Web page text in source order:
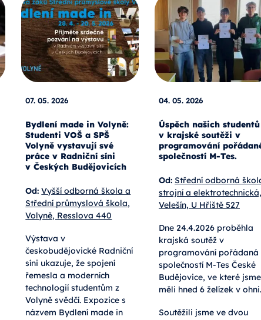
07. 05. 2026
Bydlení made in Volyně:
Studenti VOŠ a SPŠ
Volyně vystavují své
práce v Radniční síni
v Českých Budějovicích
Od: Vyšší odborná škola a
Střední průmyslová škola,
Volyně, Resslova 440
Výstava v
českobudějovické Radniční
síni ukazuje, že spojení
řemesla a moderních
technologií studentům z
Volyně svědčí. Expozice s
názvem Bydlení made in
04. 05. 2026
Úspěch našich studentů
v krajské soutěži v
programování
společností M-Tes.
Od: Střední odborná
strojní a elektrotechnická,
Velešín, U Hřiště 527
Dne 24.4.2026 proběhla
krajská soutěž v
programování pořádaná
společností M-Tes České
Budějovice, ve které jsme
měli hned 6 želízek v ohni.
Soutěžili jsme ve dvou